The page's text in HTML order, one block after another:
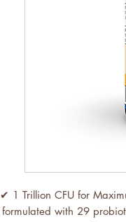
✔ 1 Trillion CFU for
formulated with 29